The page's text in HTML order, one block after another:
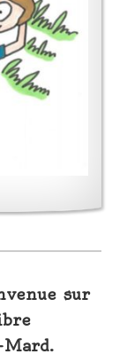
sur
Mard.